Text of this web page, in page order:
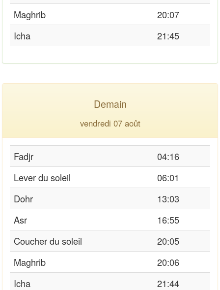
Maghrib
20:07
Icha
21:45
Demain
vendredi 07 août
Fadjr
04:16
Lever du soleil
06:01
Dohr
13:03
Asr
16:55
Coucher du soleil
20:05
Maghrib
20:06
Icha
21:44